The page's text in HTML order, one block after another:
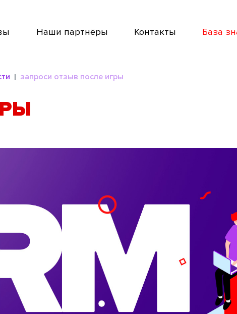
Наши партнёры Контакты База
запроси отзыв после игры